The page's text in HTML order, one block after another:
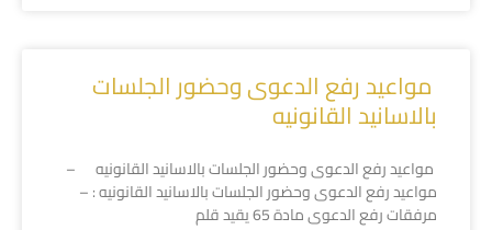
مواعيد رفع الدعوى وحضور الجلسات
بالاسانيد القانونيه
مواعيد رفع الدعوى وحضور الجلسات بالاسانيد القانونيه –
مواعيد رفع الدعوى وحضور الجلسات بالاسانيد القانونيه : –
مرفقات رفع الدعوى مادة 65 يقيد قلم